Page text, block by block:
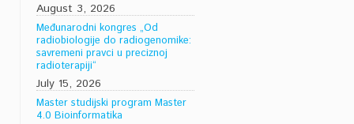
August 3, 2026
Međunarodni kongres „Od
radiobiologije do radiogenomike:
savremeni pravci u preciznoj
radioterapiji“
July 15, 2026
Master studijski program Master
4.0 Bioinformatika